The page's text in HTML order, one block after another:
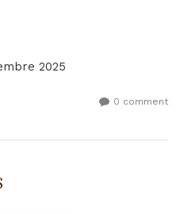
2025
0 comment